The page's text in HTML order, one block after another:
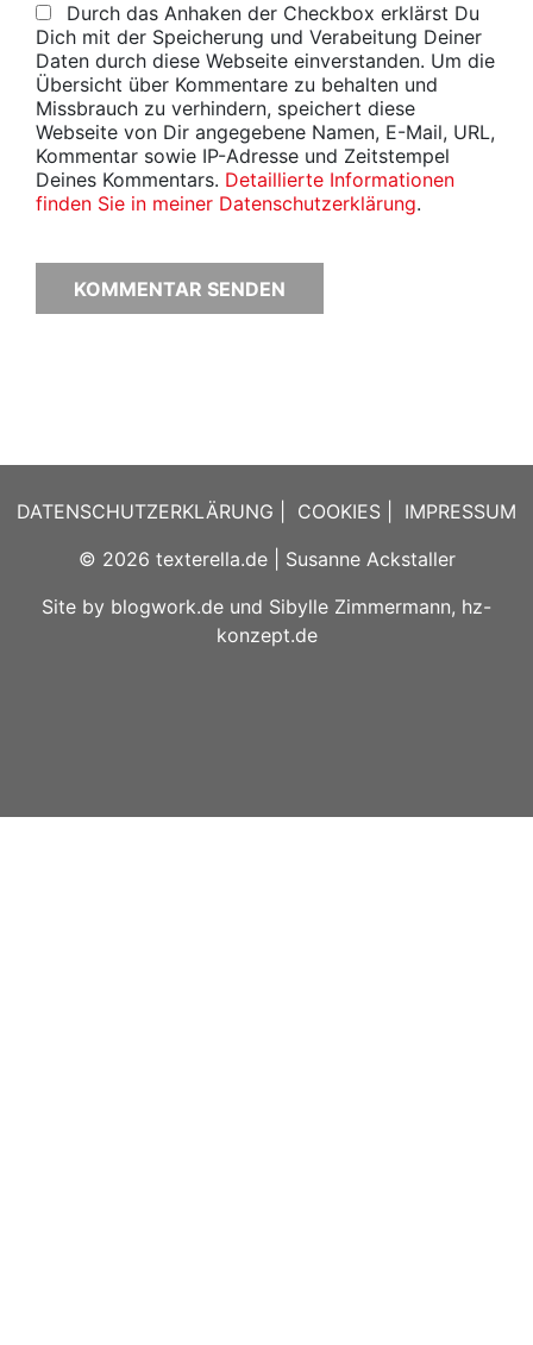
Durch das Anhaken der Checkbox erklärst Du
Dich mit der Speicherung und Verabeitung Deiner
Daten durch diese Webseite einverstanden. Um die
Übersicht über Kommentare zu behalten und
Missbrauch zu verhindern, speichert diese
Webseite von Dir angegebene Namen, E-Mail, URL,
Kommentar sowie IP-Adresse und Zeitstempel
Deines Kommentars. Detaillierte Informationen
finden Sie in meiner Datenschutzerklärung.
DATENSCHUTZERKLÄRUNG COOKIES
IMPRESSUM
© 2026 texterella.de| Susanne Ackstaller
Site by blogwork.de und Sibylle Zimmermann, hz-
konzept.de